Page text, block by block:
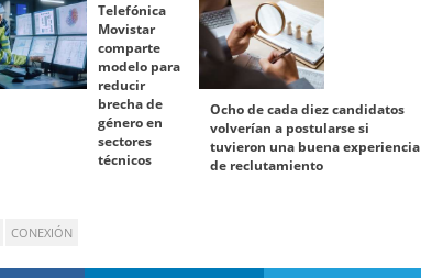
Telefónica
Movistar
comparte
modelo para
reducir
brecha de
género en
sectores
técnicos
Ocho de cada diez candidatos
volverían a postularse si
tuvieron una buena experiencia
de reclutamiento
CONEXIÓN